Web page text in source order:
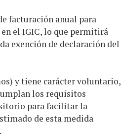
facturación anual para
el IGIC, lo que permitirá
exención de declaración del
y tiene carácter voluntario,
los requisitos
para facilitar la
de esta medida